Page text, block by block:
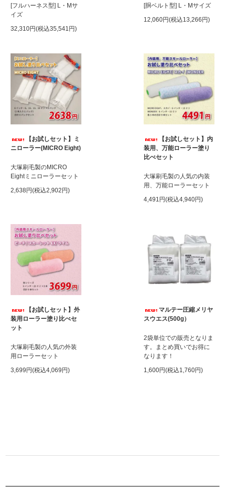
[フルハーネス型] L・Mサ
イズ
32,310円(税込35,541円)
[胴ベルト型] L・Mサイズ
12,060円(税込13,266円)
【お試しセット】ミ
ニローラー(MICRO Eight)
大塚刷毛製のMICRO
Eightミニローラーセット
2,638円(税込2,902円)
【お試しセット】内
装用、万能ローラー塗り
比べセット
大塚刷毛製の人気の内装
用、万能ローラーセット
4,491円(税込4,940円)
【お試しセット】外
装用ローラー塗り比べセ
ット
大塚刷毛製の人気の外装
用ローラーセット
3,699円(税込4,069円)
マルテー圧縮メリヤ
スウエス(500g）
2袋単位での販売となりま
す。まとめ買いでお得に
なります！
1,600円(税込1,760円)